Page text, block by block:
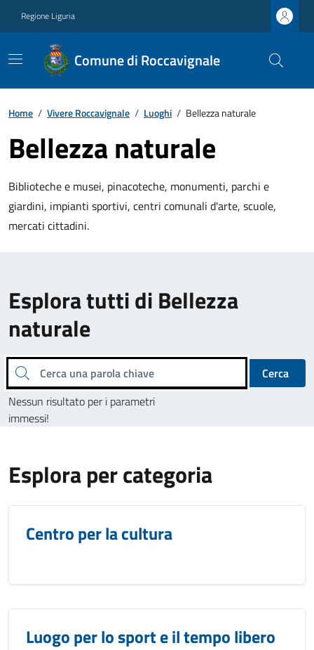
Regione Liguria
Comune di Roccavignale
Home / Vivere Roccavignale / Luoghi / Bellezza naturale
Bellezza naturale
Biblioteche e musei, pinacoteche, monumenti, parchi e
giardini, impianti sportivi, centri comunali d'arte, scuole,
mercati cittadini.
Esplora tutti di Bellezza
naturale
Cerca una parola chiave
Cerca
Nessun risultato per i parametri
immessi!
Esplora per categoria
Centro per la cultura
Luogo per lo sport e il tempo libero